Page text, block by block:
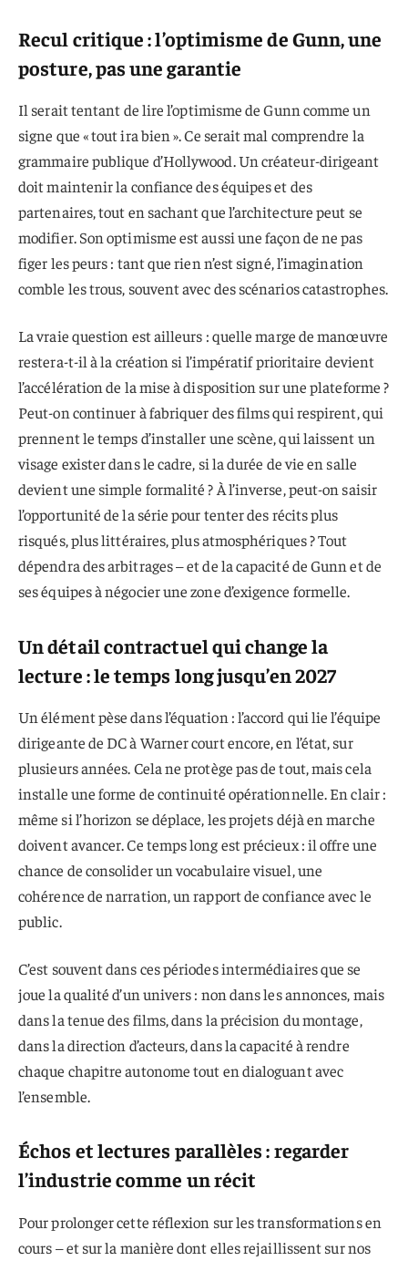
Recul critique : l’optimisme de Gunn, une
posture, pas une garantie
Il serait tentant de lire l’optimisme de Gunn comme un
signe que « tout ira bien ». Ce serait mal comprendre la
grammaire publique d’Hollywood. Un créateur-dirigeant
doit maintenir la confiance des équipes et des
partenaires, tout en sachant que l’architecture peut se
modifier. Son optimisme est aussi une façon de ne pas
figer les peurs : tant que rien n’est signé, l’imagination
comble les trous, souvent avec des scénarios catastrophes.
La vraie question est ailleurs : quelle marge de manœuvre
restera-t-il à la création si l’impératif prioritaire devient
l’accélération de la mise à disposition sur une plateforme ?
Peut-on continuer à fabriquer des films qui respirent, qui
prennent le temps d’installer une scène, qui laissent un
visage exister dans le cadre, si la durée de vie en salle
devient une simple formalité ? À l’inverse, peut-on saisir
l’opportunité de la série pour tenter des récits plus
risqués, plus littéraires, plus atmosphériques ? Tout
dépendra des arbitrages – et de la capacité de Gunn et de
ses équipes à négocier une zone d’exigence formelle.
Un détail contractuel qui change la
lecture : le temps long jusqu’en 2027
Un élément pèse dans l’équation : l’accord qui lie l’équipe
dirigeante de DC à Warner court encore, en l’état, sur
plusieurs années. Cela ne protège pas de tout, mais cela
installe une forme de continuité opérationnelle. En clair :
même si l’horizon se déplace, les projets déjà en marche
doivent avancer. Ce temps long est précieux : il offre une
chance de consolider un vocabulaire visuel, une
cohérence de narration, un rapport de confiance avec le
public.
C’est souvent dans ces périodes intermédiaires que se
joue la qualité d’un univers : non dans les annonces, mais
dans la tenue des films, dans la précision du montage,
dans la direction d’acteurs, dans la capacité à rendre
chaque chapitre autonome tout en dialoguant avec
l’ensemble.
Échos et lectures parallèles : regarder
l’industrie comme un récit
Pour prolonger cette réflexion sur les transformations en
cours – et sur la manière dont elles rejaillissent sur nos